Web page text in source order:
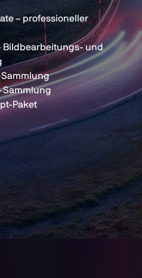
– professioneller
Bildbearbeitungs- und
Paket